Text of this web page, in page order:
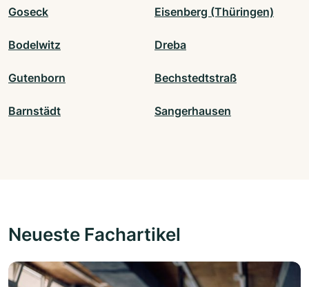
Goseck Eisenberg (Thüringen)
Bodelwitz Dreba
Gutenborn Bechstedtstraß
Barnstädt Sangerhausen
Neueste Fachartikel